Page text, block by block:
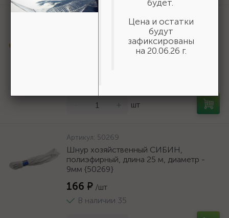
STAYER полукорпусной пистолет для
герметика Expert, антикапельная
система, 310 мл, серия Professional
+ шт
Артикул: 50269
Шнур хозяйственный СИБИН,
полиэфирный, длина 25 м, диаметр -
9мм {50269}
166 ₽ /шт
В наличии 35
будет.
Цена и остатки
будут
зафиксированы
на 20.06.26 г.